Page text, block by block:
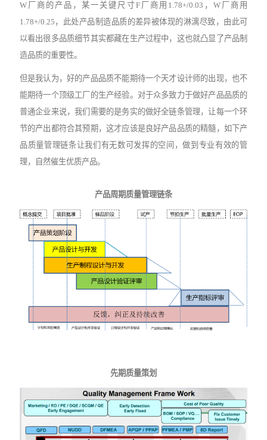
W厂商的产品，某一关键尺寸F厂商用1.78+/0.03，W厂商用
1.78+/0.25，此处产品制造品质的差异被体现的淋漓尽致，由此可
以看出很多品质细节其实都藏在生产过程中，这也就凸显了产品制
造品质的重要性。
但是我认为，好的产品品质不能期待一个天才设计师的出现，也不
能期待一个顶级工厂的生产经验。对于众多致力于做好产品品质的
普通企业来说，我们需要的是务实的做好全链条管理，让每一个环
节的产出都符合其预期，这才应该是良好产品品质的精髓，如下产
品质量管理链条让我们有无数可发挥的空间，做到专业有效的管
理，自然催生优质产品。
产品周期质量管理链条
先期质量策划